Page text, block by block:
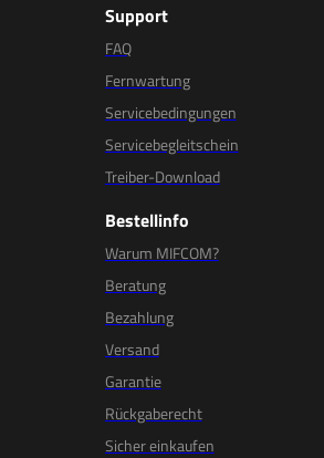
Support
FAQ
Fernwartung
Servicebedingungen
Servicebegleitschein
Treiber-Download
Bestellinfo
Warum MIFCOM?
Beratung
Bezahlung
Versand
Garantie
Rückgaberecht
Sicher einkaufen